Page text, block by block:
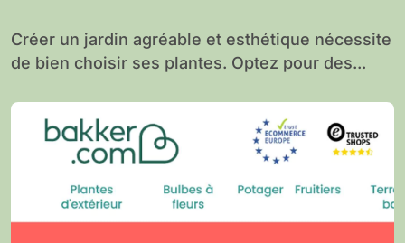
Créer un jardin agréable et esthétique nécessite
de bien choisir ses plantes. Optez pour des...